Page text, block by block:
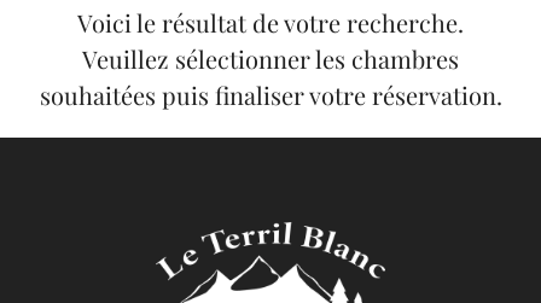
Voici le résultat de votre recherche.
Veuillez sélectionner les chambres
souhaitées puis finaliser votre réservation.